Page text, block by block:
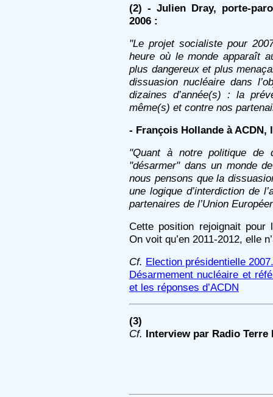
(2) - Julien Dray, porte-
2006 :
"Le projet socialiste pour
heure où le monde apparaît
plus dangereux et plus
dissuasion nucléaire dans
dizaines d’année(s) : la
même(s) et contre nos
- François Hollande à ACDN,
"Quant à notre politique de
"désarmer" dans un monde
nous pensons que la
une logique d’interdiction de
partenaires de l’Union
Cette position rejoignait pour
On voit qu’en 2011-2012, elle
Cf. Election présidentielle 2007.
Désarmement nucléaire et
et les réponses d’ACDN
(3)
Cf. Interview par Radio Terre